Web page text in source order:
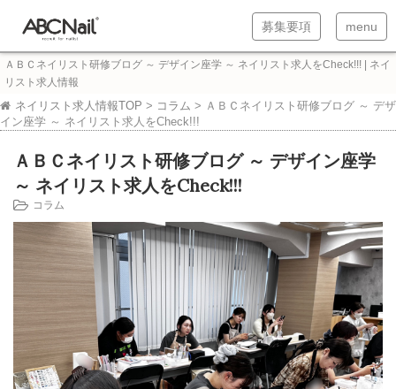
T
o
g
l
e
v
i
g
a
t
i
募集要項
T
o
g
l
e
v
i
g
a
t
i
menu
ＡＢＣネイリスト研修ブログ ～ デザイン座学 ～ ネイリスト求人をCheck!!! | ネイ
リスト求人情報
ネイリスト求人情報TOP > コラム > ＡＢＣネイリスト研修ブログ ～ デザ
イン座学 ～ ネイリスト求人をCheck!!!
ＡＢＣネイリスト研修ブログ ～ デザイン座学
～ ネイリスト求人をCheck!!!
コラム